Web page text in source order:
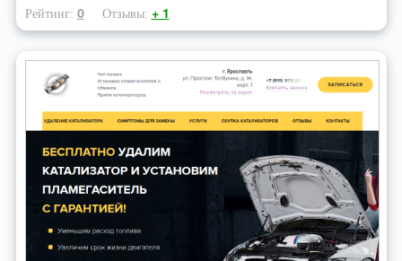
Рейтинг: 0 Отзывы: + 1